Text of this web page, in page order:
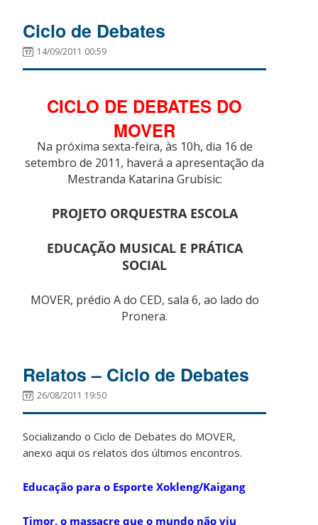
Ciclo de Debates
14/09/2011 00:59
CICLO DE DEBATES DO
MOVER
Na próxima sexta-feira, às 10h, dia 16 de
setembro de 2011, haverá a apresentação da
Mestranda Katarina Grubisic:
PROJETO ORQUESTRA ESCOLA
EDUCAÇÃO MUSICAL E PRÁTICA
SOCIAL
MOVER, prédio A do CED, sala 6, ao lado do
Pronera.
Relatos – Ciclo de Debates
26/08/2011 19:50
Socializando o Ciclo de Debates do MOVER,
anexo aqui os relatos dos últimos encontros.
Educação para o Esporte Xokleng/Kaigang
Timor, o massacre que o mundo não viu